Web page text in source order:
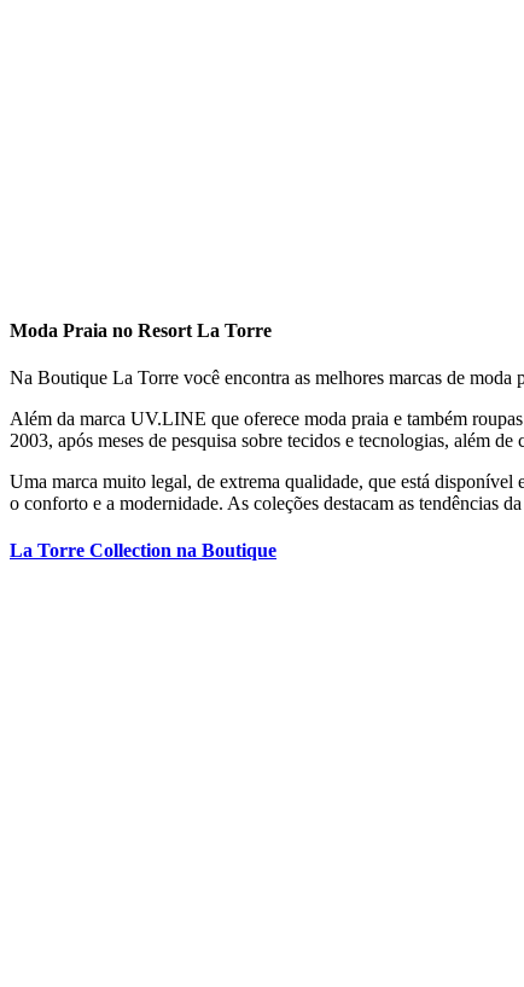
Moda Praia no Resort La Torre
Na Boutique La Torre você encontra as melhores marcas de
Além da marca UV.LINE que oferece moda praia e também
2003, após meses de pesquisa sobre tecidos e tecnologias, além
Uma marca muito legal, de extrema qualidade, que está
o conforto e a modernidade. As coleções destacam as tendências
La Torre Collection na Boutique